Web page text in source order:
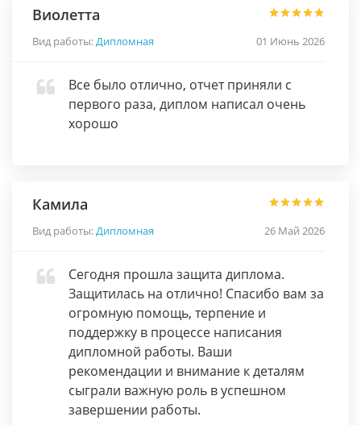
Виолетта
Вид работы:Дипломная 01 Июнь 2026
Все было отлично, отчет приняли с
первого раза, диплом написал очень
хорошо
Камила
Вид работы:Дипломная 26 Май 2026
Сегодня прошла защита диплома.
Защитилась на отлично! Спасибо вам за
огромную помощь, терпение и
поддержку в процессе написания
дипломной работы. Ваши
рекомендации и внимание к деталям
сыграли важную роль в успешном
завершении работы.